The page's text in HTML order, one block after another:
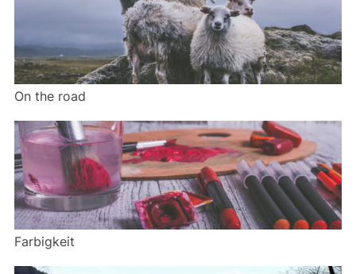
On the road
Farbigkeit